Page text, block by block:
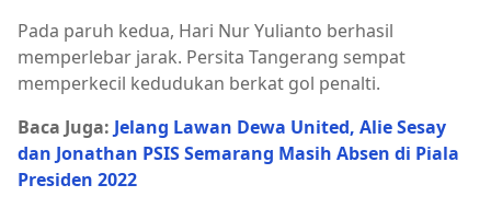
Pada paruh kedua, Hari Nur Yulianto berhasil
memperlebar jarak. Persita Tangerang sempat
memperkecil kedudukan berkat gol penalti.
Baca Juga: Jelang Lawan Dewa United, Alie Sesay
dan Jonathan PSIS Semarang Masih Absen di Piala
Presiden 2022